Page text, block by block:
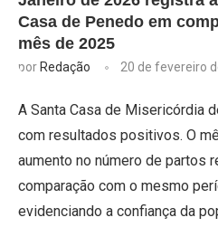
Casa de Penedo em
mês de 2025
por Redação 20 de fevereiro
A Santa Casa de Misericórdia
com resultados positivos. O
aumento no número de partos
comparação com o mesmo
evidenciando a confiança da